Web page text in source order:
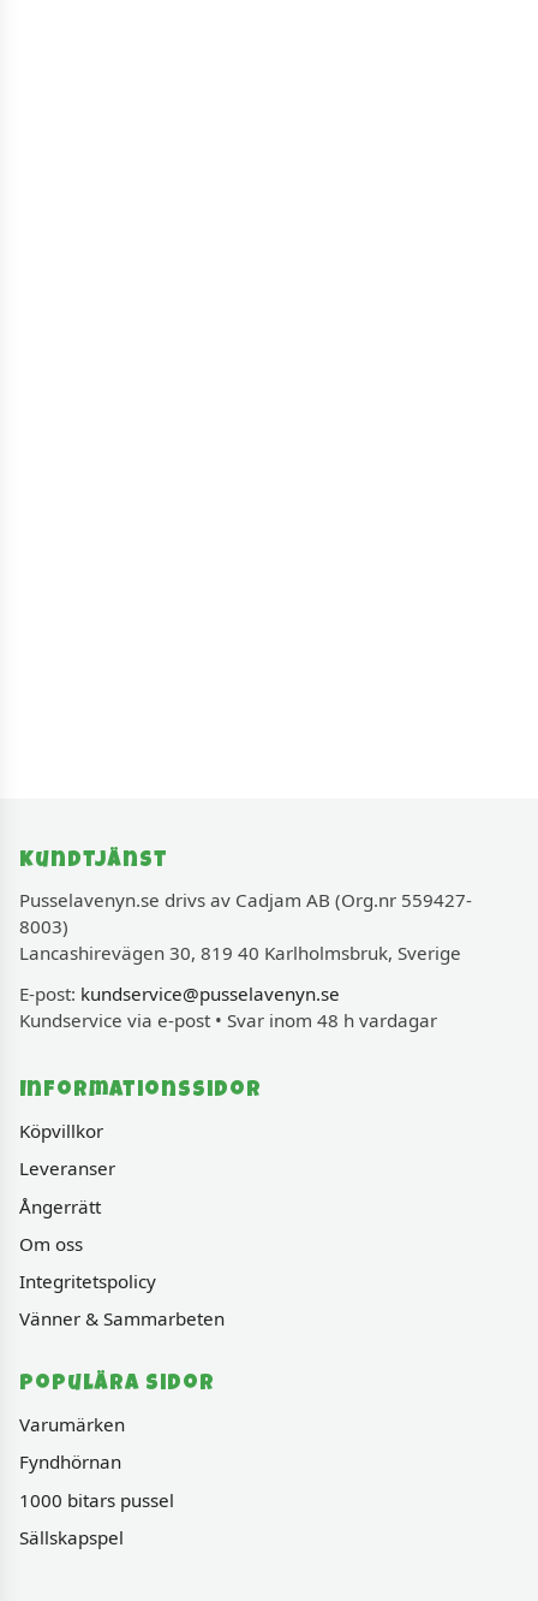
Kundtjänst
Pusselavenyn.se drivs av Cadjam AB (Org.nr 559427-
8003)
Lancashirevägen 30, 819 40 Karlholmsbruk, Sverige
E-post: kundservice@pusselavenyn.se
Kundservice via e-post • Svar inom 48 h vardagar
Informationssidor
Köpvillkor
Leveranser
Ångerrätt
Om oss
Integritetspolicy
Vänner & Sammarbeten
Populära sidor
Varumärken
Fyndhörnan
1000 bitars pussel
Sällskapspel